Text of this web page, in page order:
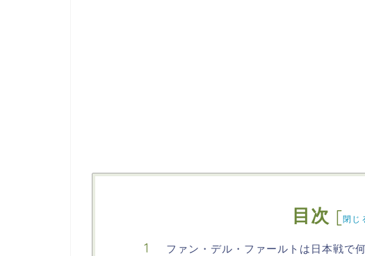
目次 [閉じ
ファン・デル・ファールトは日本戦で